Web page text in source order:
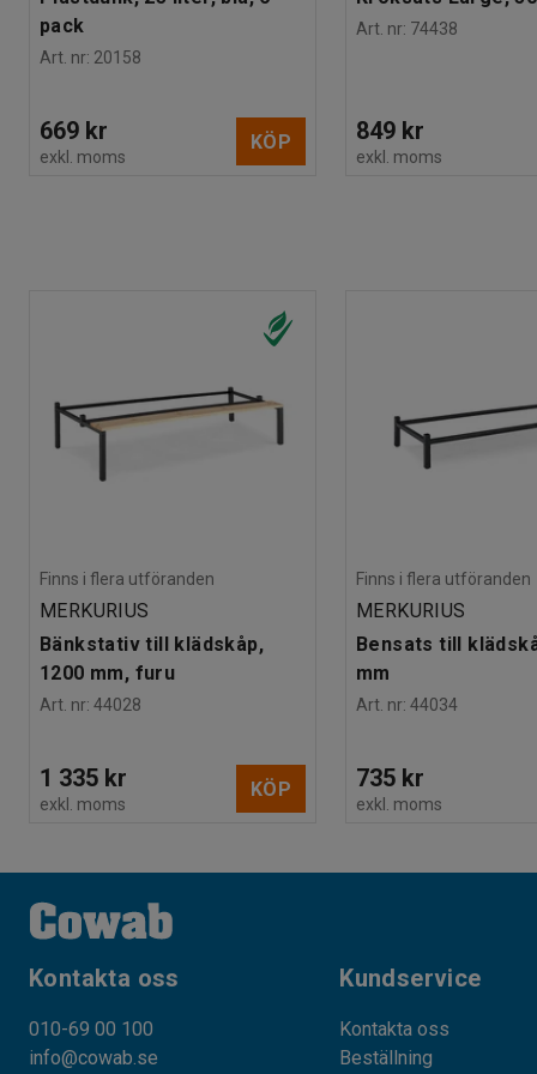
pack
Art. nr: 20158
669 kr
exkl. moms
KÖP
Art. nr: 74438
849 kr
exkl. moms
Finns i flera utföranden
MERKURIUS
Bänkstativ till klädskåp,
1200 mm, furu
Art. nr: 44028
1 335 kr
exkl. moms
KÖP
Finns i flera utföranden
MERKURIUS
Bensats till
mm
Art. nr: 44034
735 kr
exkl. moms
Kontakta oss
010-69 00 100
info@cowab.se
Kundservice
Kontakta oss
Beställning